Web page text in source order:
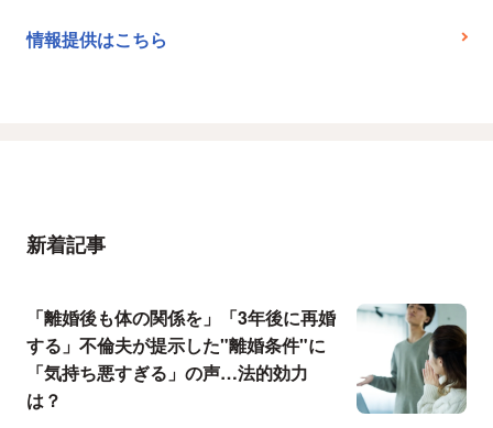
情報提供はこちら
新着記事
「離婚後も体の関係を」「3年後に再婚
する」不倫夫が提示した"離婚条件"に
「気持ち悪すぎる」の声…法的効力
は？